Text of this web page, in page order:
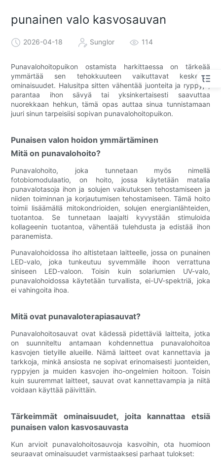
punainen valo kasvosauvan
2026-04-18 Sunglor 114
Punavalohoitopuikon ostamista harkittaessa on tärkeää
ymmärtää sen tehokkuuteen vaikuttavat keskeiset
ominaisuudet. Halusitpa sitten vähentää juonteita ja ryppyjä,
parantaa ihon sävyä tai yksinkertaisesti saavuttaa
nuorekkaan hehkun, tämä opas auttaa sinua tunnistamaan
juuri sinun tarpeisiisi sopivan punavalohoitopuikon.
Punaisen valon hoidon ymmärtäminen
Mitä on punavalohoito?
Punavalohoito, joka tunnetaan myös nimellä
fotobiomodulaatio, on hoito, jossa käytetään matalia
punavalotasoja ihon ja solujen vaikutuksen tehostamiseen ja
niiden toiminnan ja korjautumisen tehostamiseen. Tämä hoito
toimii lisäämällä mitokondrioiden, solujen energianlähteiden,
tuotantoa. Se tunnetaan laajalti kyvystään stimuloida
kollageenin tuotantoa, vähentää tulehdusta ja edistää ihon
paranemista.
Punavalohoidossa iho altistetaan laitteelle, jossa on punainen
LED-valo, joka tunkeutuu syvemmälle ihoon verrattuna
siniseen LED-valoon. Toisin kuin solariumien UV-valo,
punavalohoidossa käytetään turvallista, ei-UV-spektriä, joka
ei vahingoita ihoa.
Mitä ovat punavaloterapiasauvat?
Punavalohoitosauvat ovat kädessä pidettäviä laitteita, jotka
on suunniteltu antamaan kohdennettua punavalohoitoa
kasvojen tietyille alueille. Nämä laitteet ovat kannettavia ja
tarkkoja, minkä ansiosta ne sopivat erinomaisesti juonteiden,
ryppyjen ja muiden kasvojen iho-ongelmien hoitoon. Toisin
kuin suuremmat laitteet, sauvat ovat kannettavampia ja niitä
voidaan käyttää päivittäin.
Tärkeimmät ominaisuudet, joita kannattaa etsiä
punaisen valon kasvosauvasta
Kun arvioit punavalohoitosauvoja kasvoihin, ota huomioon
seuraavat ominaisuudet varmistaaksesi parhaat tulokset: